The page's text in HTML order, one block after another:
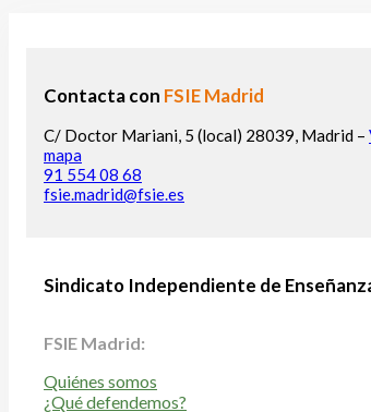
Contacta con FSIE Madrid
C/ Doctor Mariani, 5 (local) 28039, Madrid –
mapa
91 554 08 68
fsie.madrid@fsie.es
Sindicato Independiente de
FSIE Madrid:
Quiénes somos
¿Qué defendemos?